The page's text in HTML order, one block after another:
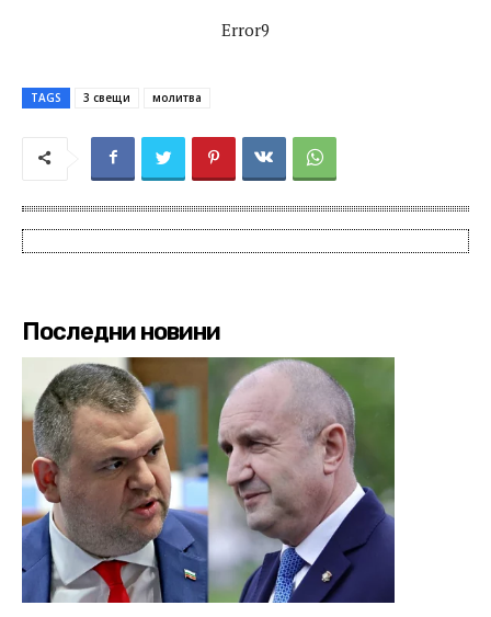
Error9
TAGS 3 свещи молитва
Последни новини